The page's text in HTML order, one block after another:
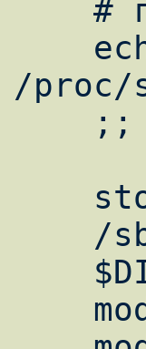
/proc/